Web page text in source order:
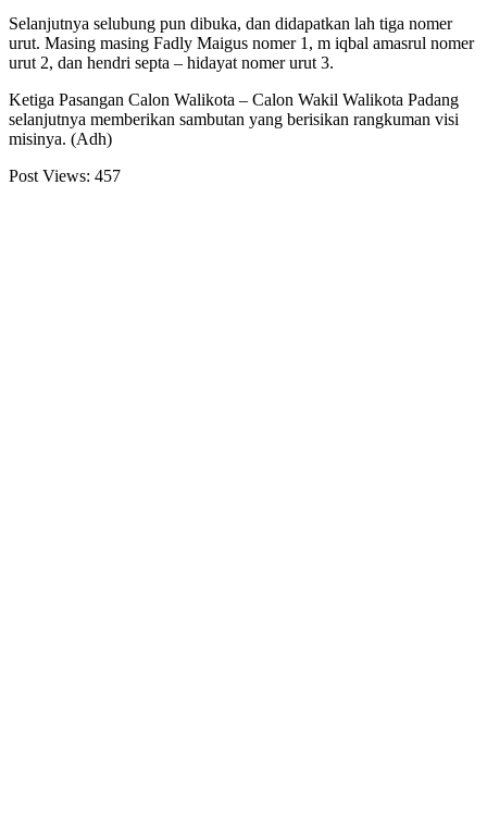
Selanjutnya selubung pun dibuka, dan didapatkan lah tiga nomer
urut. Masing masing Fadly Maigus nomer 1, m iqbal amasrul nomer
urut 2, dan hendri septa – hidayat nomer urut 3.
Ketiga Pasangan Calon Walikota – Calon Wakil Walikota Padang
selanjutnya memberikan sambutan yang berisikan rangkuman visi
misinya. (Adh)
Post Views: 457